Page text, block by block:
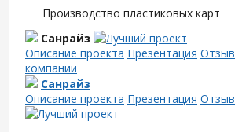
Производство пластиковых карт
Санрайз
Описание проекта Презентация Отзыв
компании
Санрайз
Описание проекта Презентация Отзыв